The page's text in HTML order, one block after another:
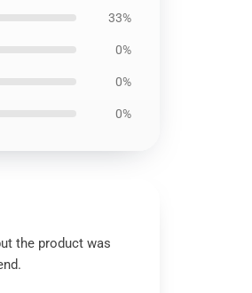
33%
0%
0%
0%
the product was